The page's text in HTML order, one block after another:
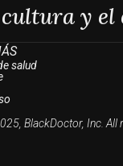
y el
salud
BlackDoctor, Inc. All